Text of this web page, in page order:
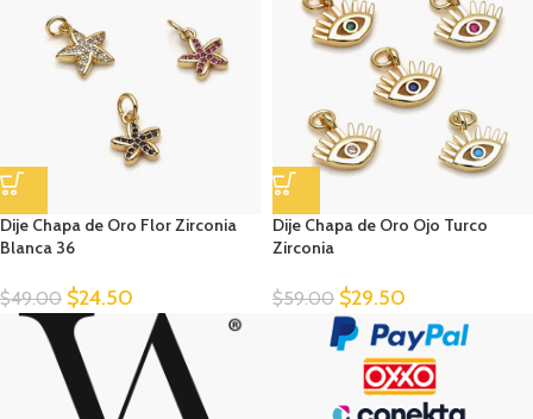
Dije Chapa de Oro Flor Zirconia
Blanca 36
$49.00 $24.50
Dije Chapa de Oro Ojo Turco
Zirconia
$59.00 $29.50